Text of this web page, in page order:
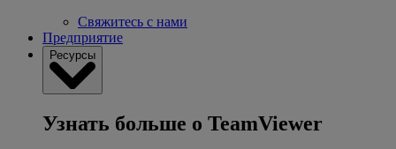
Свяжитесь с нами
Предприятие
Ресурсы
Узнать больше о TeamViewer